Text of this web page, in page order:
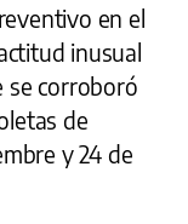
en el
inusual
se corroboró
de
y 24 de